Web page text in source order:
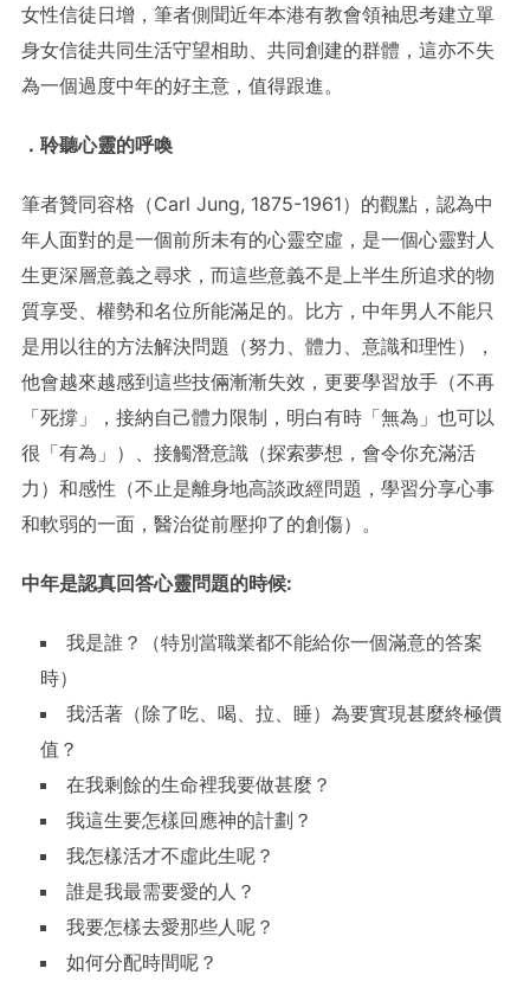
女性信徒日增，筆者側聞近年本港有教會領袖思考建立單
身女信徒共同生活守望相助、共同創建的群體，這亦不失
為一個過度中年的好主意，值得跟進。
． 聆聽心靈的呼喚
筆者贊同容格（Carl Jung, 1875-1961）的觀點，認為中
年人面對的是一個前所未有的心靈空虛，是一個心靈對人
生更深層意義之尋求，而這些意義不是上半生所追求的物
質享受、權勢和名位所能滿足的。比方，中年男人不能只
是用以往的方法解決問題（努力、體力、意識和理性），
他會越來越感到這些技倆漸漸失效，更要學習放手（不再
「死撐」，接納自己體力限制，明白有時「無為」也可以
很「有為」）、接觸潛意識（探索夢想，會令你充滿活
力）和感性（不止是離身地高談政經問題，學習分享心事
和軟弱的一面，醫治從前壓抑了的創傷）。
中年是認真回答心靈問題的時候:
我是誰？（特別當職業都不能給你一個滿意的答案
時）
我活著（除了吃、喝、拉、睡）為要實現甚麼終極價
值？
在我剩餘的生命裡我要做甚麼？
我這生要怎樣回應神的計劃？
我怎樣活才不虛此生呢？
誰是我最需要愛的人？
我要怎樣去愛那些人呢？
如何分配時間呢？